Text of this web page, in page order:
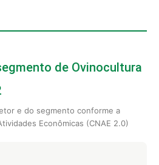
de Ovinocultura
e do segmento conforme a
Econômicas (CNAE 2.0)